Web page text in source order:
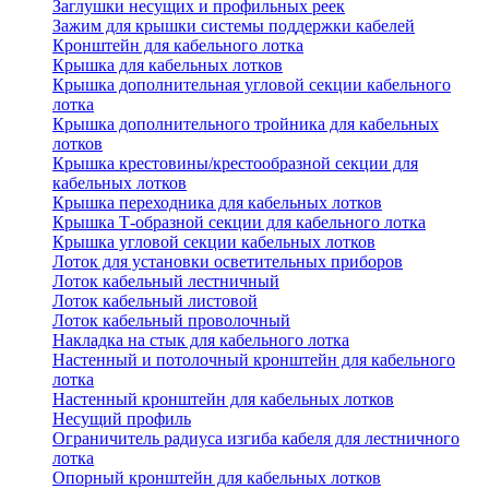
Заглушки несущих и профильных реек
Зажим для крышки системы поддержки кабелей
Кронштейн для кабельного лотка
Крышка для кабельных лотков
Крышка дополнительная угловой секции кабельного
лотка
Крышка дополнительного тройника для кабельных
лотков
Крышка крестовины/крестообразной секции для
кабельных лотков
Крышка переходника для кабельных лотков
Крышка Т-образной секции для кабельного лотка
Крышка угловой секции кабельных лотков
Лоток для установки осветительных приборов
Лоток кабельный лестничный
Лоток кабельный листовой
Лоток кабельный проволочный
Накладка на стык для кабельного лотка
Настенный и потолочный кронштейн для кабельного
лотка
Настенный кронштейн для кабельных лотков
Несущий профиль
Ограничитель радиуса изгиба кабеля для лестничного
лотка
Опорный кронштейн для кабельных лотков